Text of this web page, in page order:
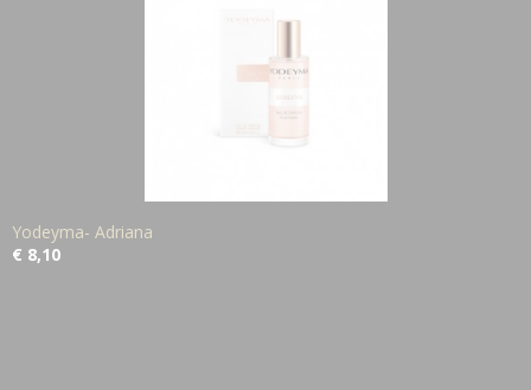
Yodeyma- Adriana
€ 8,10